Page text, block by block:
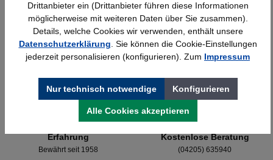
Erfahrung
Bewährt seit 1958
Kostenlose Beratung
(04205) 635940
Drittanbieter ein (Drittanbieter führen diese Informationen
möglicherweise mit weiteren Daten über Sie zusammen).
Details, welche Cookies wir verwenden, enthält unsere
Datenschutzerklärung . Sie können die Cookie-Einstellungen
jederzeit personalisieren (konfigurieren). Zum Impressum
Nur technisch notwendige Konfigurieren
Alle Cookies akzeptieren